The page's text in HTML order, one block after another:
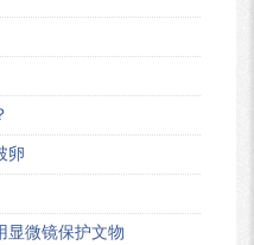
卵
显微镜保护文物